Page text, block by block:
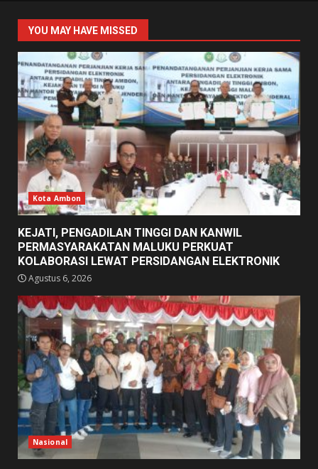
YOU MAY HAVE MISSED
Kota Ambon
KEJATI, PENGADILAN TINGGI DAN KANWIL
PERMASYARAKATAN MALUKU PERKUAT
KOLABORASI LEWAT PERSIDANGAN ELEKTRONIK
Agustus 6, 2026
Nasional